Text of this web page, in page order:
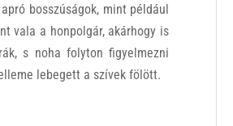
bosszúságok, mint például
vala a honpolgár, akárhogy is
s noha folyton figyelmezni
lebegett a szívek fölött.